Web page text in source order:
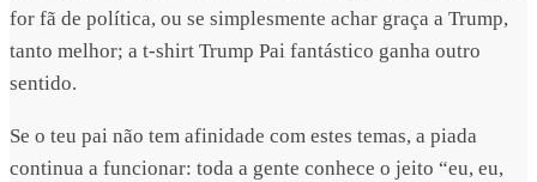
for fã de política, ou se simplesmente achar graça a Trump,
tanto melhor; a t-shirt Trump Pai fantástico ganha outro
sentido.
Se o teu pai não tem afinidade com estes temas, a piada
continua a funcionar: toda a gente conhece o jeito “eu, eu,